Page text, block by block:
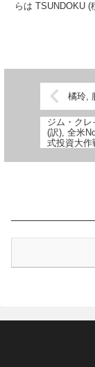
らは TSUNDOKU (
気が伝わるだろう
ただのネタ本に見
橘玲,
ジム・ク
(訳), 全米
式投資大作